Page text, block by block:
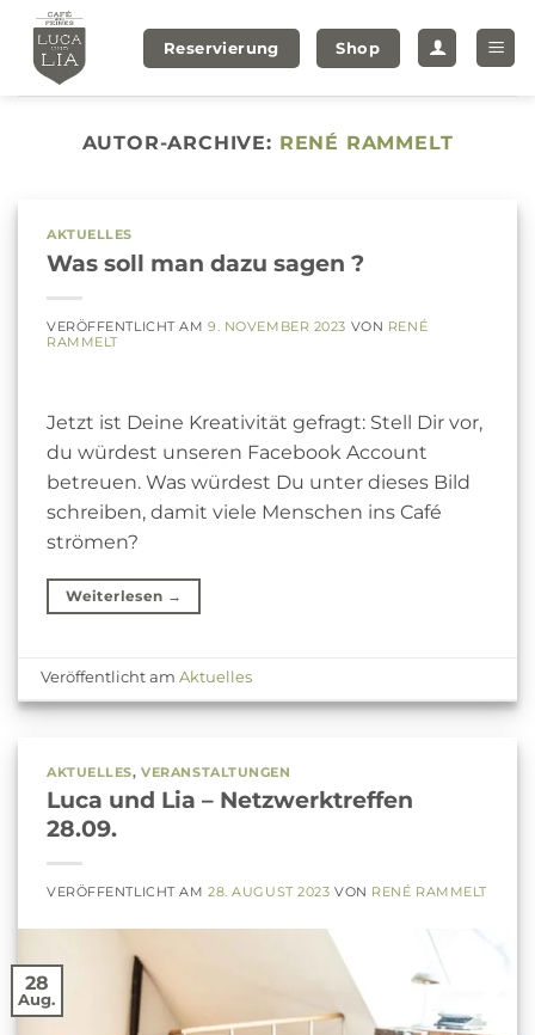
Zum
Inhalt
springen
Reservierung Shop
AUTOR-ARCHIVE: RENÉ RAMMELT
AKTUELLES
Was soll man dazu sagen ?
VERÖFFENTLICHT AM9. NOVEMBER 2023 VON RENÉ
RAMMELT
Jetzt ist Deine Kreativität gefragt: Stell Dir vor,
du würdest unseren Facebook Account
betreuen. Was würdest Du unter dieses Bild
schreiben, damit viele Menschen ins Café
strömen?
Weiterlesen →
Veröffentlicht amAktuelles
AKTUELLES,VERANSTALTUNGEN
Luca und Lia – Netzwerktreffen
28.09.
VERÖFFENTLICHT AM28. AUGUST 2023 VON RENÉ RAMMELT
28
Aug.